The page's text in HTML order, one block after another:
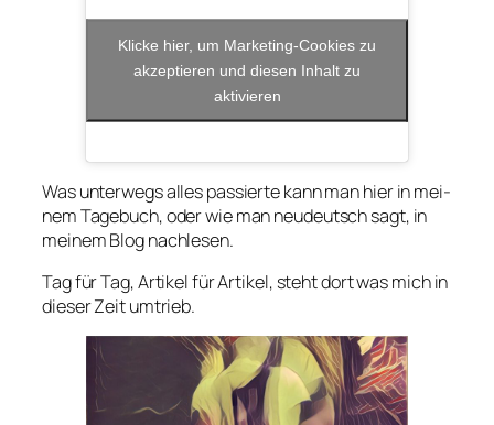
Klicke hier, um Marketing-Cookies zu
akzeptieren und diesen Inhalt zu
aktivieren
Was unter­wegs alles pas­sier­te kann man hier in mei­
nem Tage­buch, oder wie man neu­deutsch sagt, in
mei­nem Blog nach­le­sen.
Tag für Tag, Arti­kel für Arti­kel, steht dort was mich in
die­ser Zeit umtrieb.